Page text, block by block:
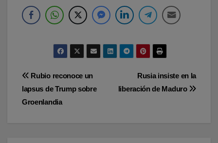
Navegación
de
Rusia insiste en la
liberación de Maduro
Rubio reconoce un
lapsus de Trump sobre
Groenlandia